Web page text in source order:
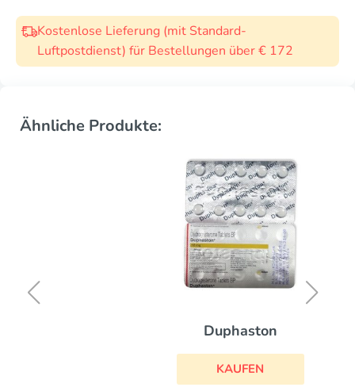
Kostenlose Lieferung (mit Standard-
Luftpostdienst) für Bestellungen über € 172
Ähnliche Produkte:
Duphaston